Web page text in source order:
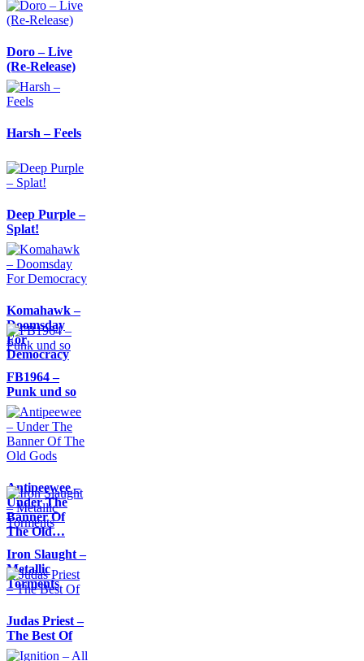
Doro – Live
(Re-Release)
Harsh – Feels
Deep Purple –
Splat!
Komahawk –
Doomsday
For
Democracy
FB1964 –
Punk und so
Antipeewee –
Under The
Banner Of
The Old…
Iron Slaught –
Metallic
Torments
Judas Priest –
The Best Of